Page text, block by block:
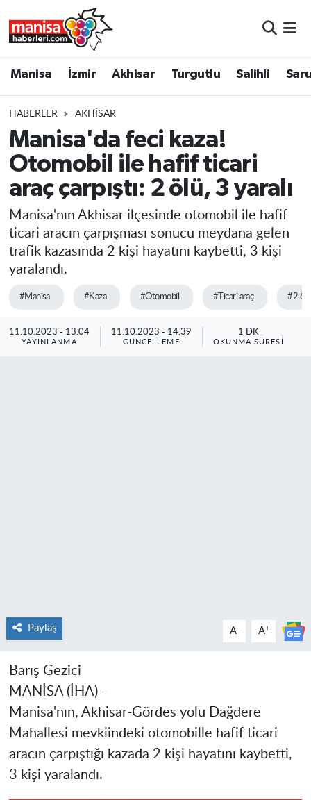
Manisa İzmir Akhisar Turgutlu Salihli
HABERLER AKHISAR
Manisa'da feci kaza!
Otomobil ile hafif ticari
araç çarpıştı: 2 ölü, 3 yaralı
Manisa'nın Akhisar ilçesinde otomobil ile hafif
ticari aracın çarpışması sonucu meydana gelen
trafik kazasında 2 kişi hayatını kaybetti, 3 kişi
yaralandı.
#Manisa #Kaza #Otomobil #Ticari araç #2 ölü
11.10.2023 - 13:04
YAYINLANMA
11.10.2023 - 14:39
GÜNCELLEME
1 DK
OKUNMA SÜRESI
Paylaş A- A+
Barış Gezici
MANİSA (İHA) -
Manisa'nın, Akhisar-Gördes yolu Dağdere
Mahallesi mevkiindeki otomobille hafif ticari
aracın çarpıştığı kazada 2 kişi hayatını kaybetti,
3 kişi yaralandı.
Turgutlu
Salihli
Saruhanlı
Soma
Resmi İlanlar
Manisa Nöbetçi Eczaneler
Manisa Trafik Yoğunluk Haritası
Süper Lig Puan Durumu ve Fikstür
Tüm Manşetler
Son Dakika Haberleri
Haber Arşivi